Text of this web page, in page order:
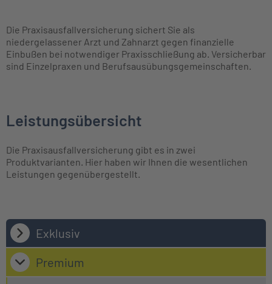
Die Praxisausfallversicherung sichert Sie als
niedergelassener Arzt und Zahnarzt gegen finanzielle
Einbußen bei notwendiger Praxisschließung ab. Versicherbar
sind Einzelpraxen und Berufsausübungsgemeinschaften.
Leistungsübersicht
Die Praxisausfallversicherung gibt es in zwei
Produktvarianten. Hier haben wir Ihnen die wesentlichen
Leistungen gegenübergestellt.
Exklusiv
Premium